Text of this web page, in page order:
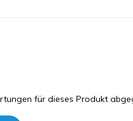
für dieses Produkt